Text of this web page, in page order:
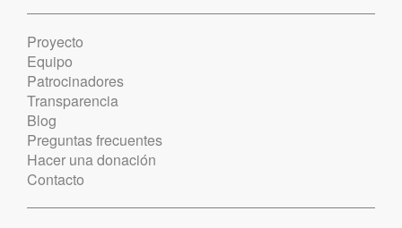
Proyecto
Equipo
Patrocinadores
Transparencia
Blog
Preguntas frecuentes
Hacer una donación
Contacto